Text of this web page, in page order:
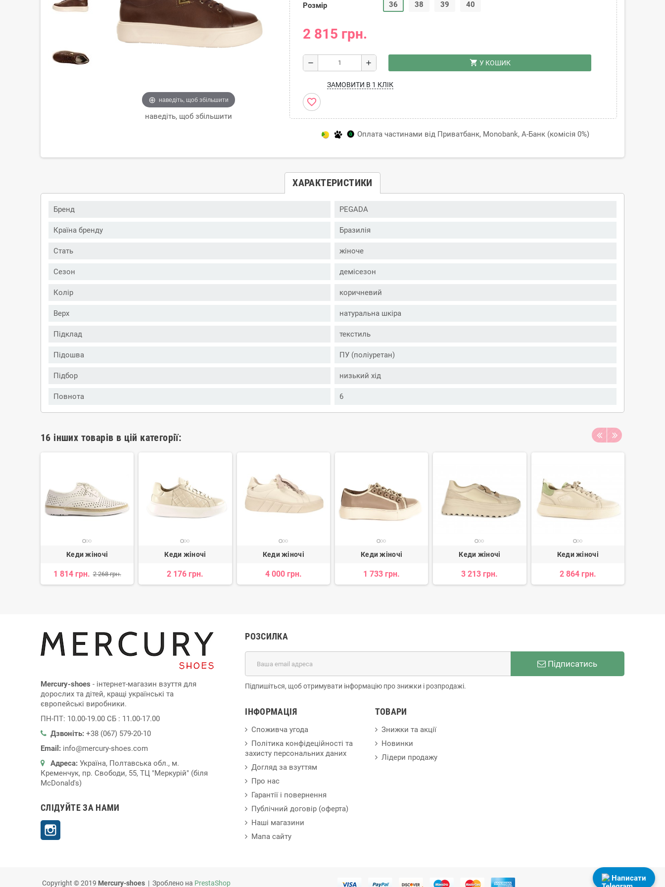
наведіть, щоб збільшити
наведіть, щоб збільшити
Розмір 36 38 39 40
2 815 грн.
remove add shopping_cart У КОШИК
ЗАМОВИТИ В 1 КЛІК
favorite_border
Оплата частинами від Приватбанк, Monobank, А-Банк (комісія 0%)
ХАРАКТЕРИСТИКИ
Бренд PEGADA
Країна бренду Бразилія
Стать жіноче
Сезон демісезон
Колір коричневий
Верх натуральна шкіра
Підклад текстиль
Підошва ПУ (поліуретан)
Підбор низький хід
Повнота 6
16 інших товарів в цій категорії:
Кеди жіночі
1 814 грн. 2 268 грн.
Кеди жіночі
2 176 грн.
Кеди жіночі
4 000 грн.
Кеди жіночі
1 733 грн.
Кеди жіночі
3 213 грн.
Кеди жіночі
2 864 грн.
Mercury-shoes - інтернет-магазин взуття для
дорослих та дітей, кращі українські та
європейські виробники.
ПН-ПТ: 10.00-19.00 СБ : 11.00-17.00
Дзвоніть: +38 (067) 579-20-10
Email: info@mercury-shoes.com
Адреса: Україна, Полтавська обл., м.
Кременчук, пр. Свободи, 55, ТЦ "Меркурій" (біля
McDonald's)
СЛІДУЙТЕ ЗА НАМИ
РОЗСИЛКА
Підписатись
Підпишіться, щоб отримувати інформацію про знижки і розпродажі.
ІНФОРМАЦІЯ
Споживча угода
Політика конфідеційності та
захисту персональних даних
Догляд за взуттям
Про нас
Гарантії і повернення
Публічний договір (оферта)
Наші магазини
Мапа сайту
ТОВАРИ
Знижки та акції
Новинки
Лідери продажу
Copyright © 2019 Mercury-shoes | Зроблено на PrestaShop
Написати